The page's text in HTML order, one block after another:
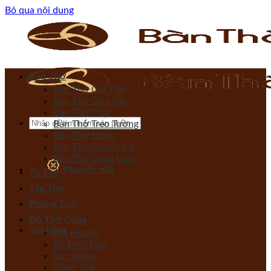
Bỏ qua nội dung
Khuyến mãi
Giỏ hàng
Bàn Thờ
Bàn Thờ Gia Tiên
Bàn Thờ Ông Địa
Bàn Thờ Phật
Bàn Thờ Treo Tường
Bàn Thờ Đứng
Bàn Thờ Chung Cư
Bàn Thờ Công Giáo
Tủ Thờ
Sập Thờ
Phòng Thờ
Đồ Thờ Cúng
Bát Hương
Bộ Đỉnh Hạc
Lư Hương
Chóe Thờ